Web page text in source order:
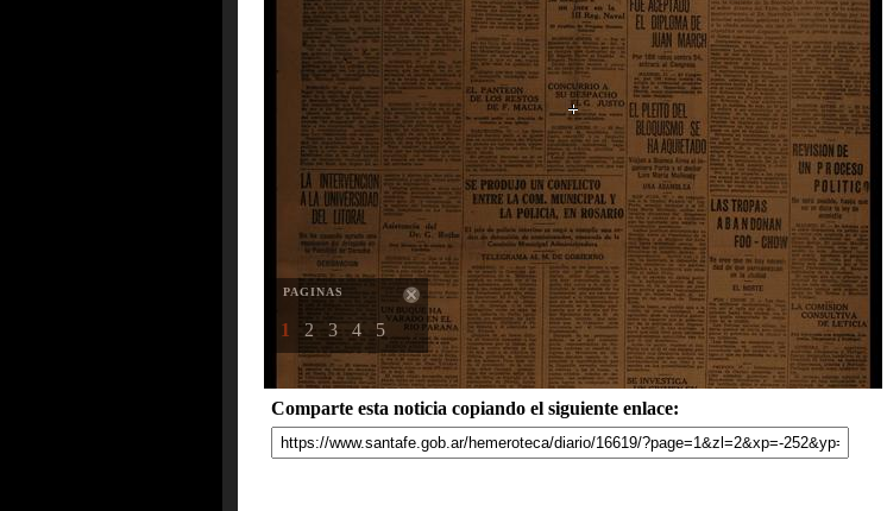
PAGINAS
1 2 3 4 5
Comparte esta noticia copiando el siguiente enlace: